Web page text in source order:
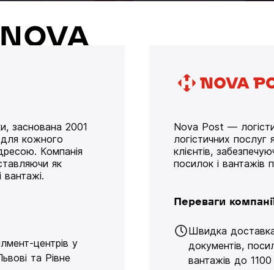
заснована 2001
кожного
Компанія
як
вантажі.
центрів у
та Рівне
Nova Post —
логістичних послуг
клієнтів,
посилок і
Переваги
Швидка
документів,
вантажів до